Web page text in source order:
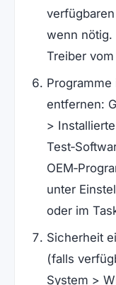
wenn nötig.
Treiber
entfernen:
>
unter
oder im
Sicherheit
(falls
System >